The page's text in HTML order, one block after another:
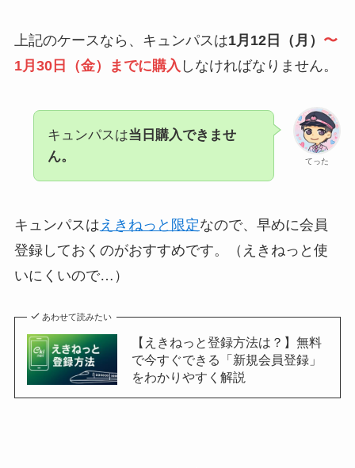
上記のケースなら、キュンパスは1月12日（月） 〜
1月30日（金）までに購入 しなければなりません。
てった
キュンパスは当日購入できませ
ん。
キュンパスは えきねっと限定なので、早めに会員
登録しておくのがおすすめです。（えきねっと使
いにくいので…）
あわせて読みたい
【えきねっと登録方法は？】無料
で今すぐできる「新規会員登録」
をわかりやすく解説